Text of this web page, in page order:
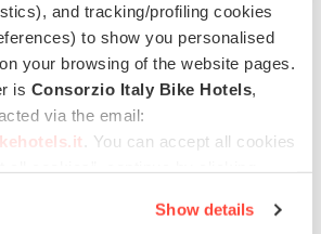
and tracking/profiling cookies
to show you personalised
your browsing of the website pages.
is Consorzio Italy Bike Hotels,
via the email:
. You can accept all cookies
Show details